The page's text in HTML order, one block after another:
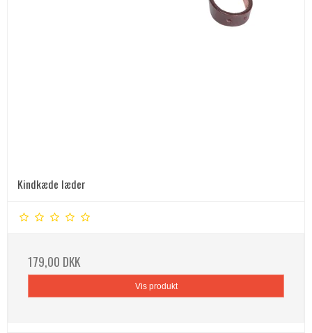
Kindkæde læder
179,00 DKK
Vis produkt